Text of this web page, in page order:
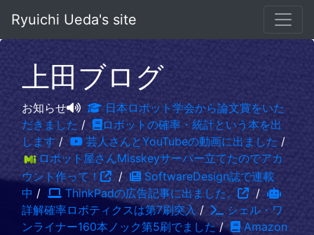
Ryuichi Ueda's site
上田ブログ
お知らせ
日本ロボット学会から論文賞をいた
だきました /
ロボットの確率・統計という本を出
します / 芸人さんとYouTubeの動画に出ました /
ロボット屋さんMisskeyサーバー立てたのでアカ
ウント作って！
/
SoftwareDesign誌で連載
中 / ThinkPadの広告記事に出ました。
/
詳解確率ロボティクスは第7刷突入 /
シェル・ワ
ンライナー160本ノック第5刷でました/
Amazon